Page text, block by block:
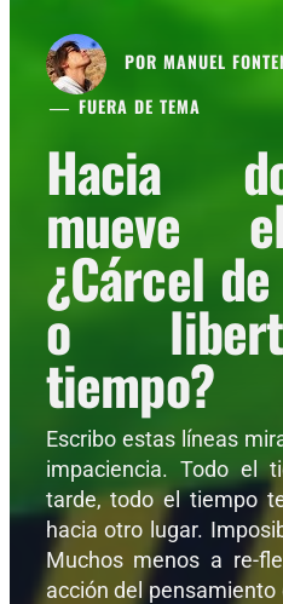
POR MANUEL
FUERA DE TEMA
Hacia
mueve
¿Cárcel
o
tiempo?
Escribo estas líneas
impaciencia. Todo el
tarde, todo el tiempo
hacia otro lugar.
Muchos menos a re-
acción del